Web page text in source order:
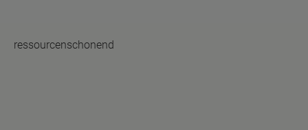
ressourcenschonend